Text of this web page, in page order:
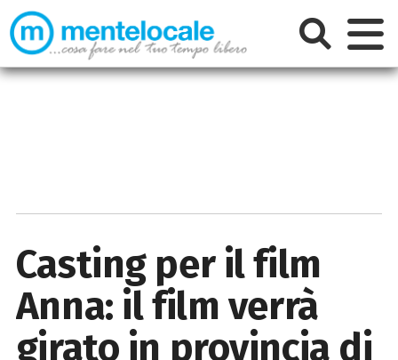
Casting per il film
Anna: il film verrà
girato in provincia di